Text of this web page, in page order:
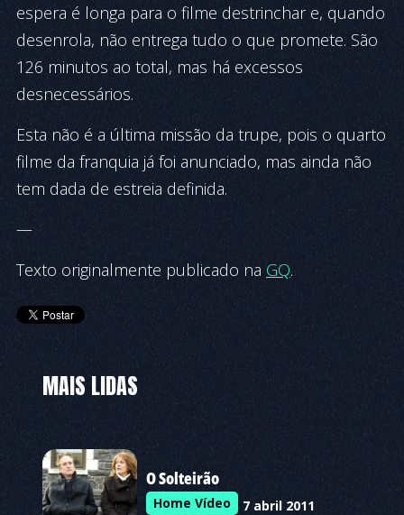
espera é longa para o filme destrinchar e, quando
desenrola, não entrega tudo o que promete. São
126 minutos ao total, mas há excessos
desnecessários.
Esta não é a última missão da trupe, pois o quarto
filme da franquia já foi anunciado, mas ainda não
tem dada de estreia definida.
—
Texto originalmente publicado na GQ.
MAIS LIDAS
O Solteirão
Home Vídeo 7 abril 2011